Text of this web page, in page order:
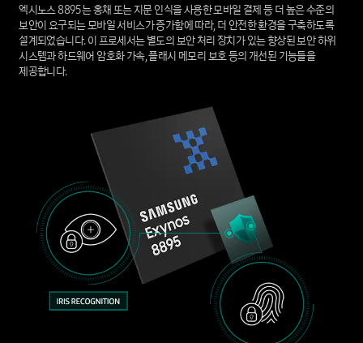
엑시노스 8895는 홍채 또는 지문 인식을 사용한 모바일 결제 등 더 높은 수준의
보안이 요구되는 모바일 서비스가 증가함에 따라, 더 안전한 환경을 구축하도록
설계되었습니다. 이 프로세서는 별도의 보안 처리 장치가 있는 향상된 보안 하위
시스템과 하드웨어 암호화 가속, 플래시 메모리 보호 등의 개선된 기능들을
제공합니다.